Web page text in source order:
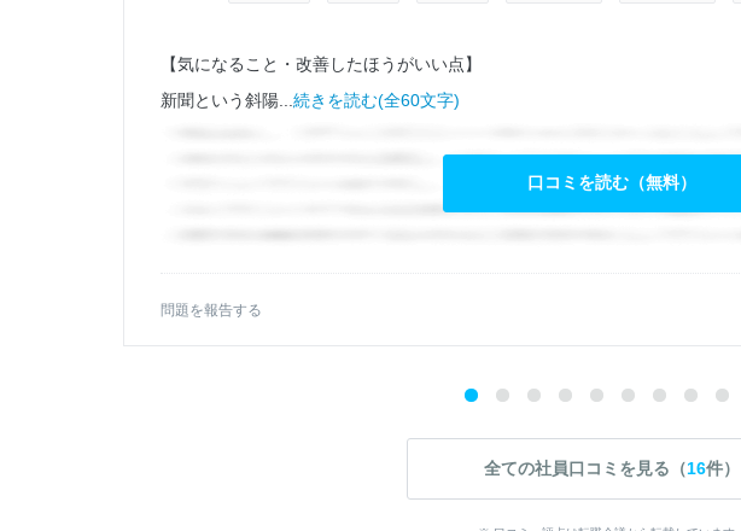
【気になること・改善したほうがいい点】
新聞という斜陽... 続きを読む(全60文字)
口コミを読む（無料）
問題を報告する
全ての社員口コミを見る（16件）